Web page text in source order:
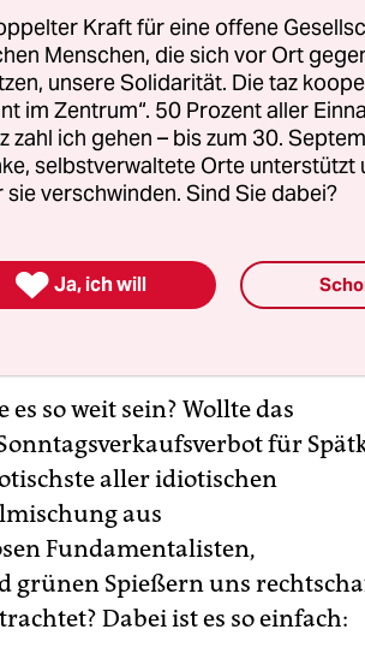
so weit sein? Wollte das
für
aller idiotischen
aus
Fundamentalisten,
Spießern uns
Dabei ist es so einfach:
Kraft für eine offene
Menschen, die sich vor Ort
unsere Solidarität. Die taz
im Zentrum“. 50 Prozent aller
zahl ich gehen – bis zum 30.
selbstverwaltete Orte unterstützt
sie verschwinden. Sind Sie dabei?
 Ja, ich will